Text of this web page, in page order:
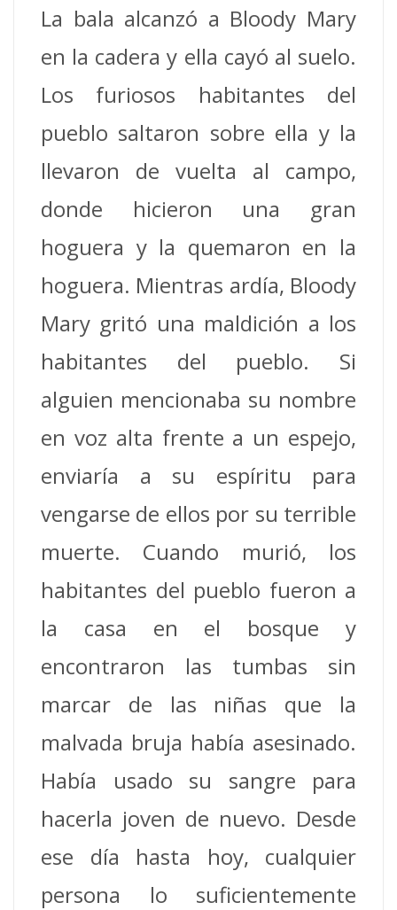
La bala alcanzó a Bloody Mary
en la cadera y ella cayó al suelo.
Los furiosos habitantes del
pueblo saltaron sobre ella y la
llevaron de vuelta al campo,
donde hicieron una gran
hoguera y la quemaron en la
hoguera. Mientras ardía, Bloody
Mary gritó una maldición a los
habitantes del pueblo.
Si
alguien mencionaba su nombre
en voz alta frente a un espejo,
enviaría a su espíritu para
vengarse de ellos por su terrible
muerte.
Cuando murió, los
habitantes del pueblo fueron a
la casa en el bosque y
encontraron las tumbas sin
marcar de las niñas que la
malvada bruja había asesinado.
Había usado su sangre para
hacerla joven de nuevo. Desde
ese día hasta hoy, cualquier
persona lo suficientemente